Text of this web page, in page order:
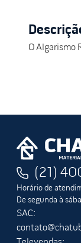
O Algarismo
(21)
Horário de
De segunda à
SAC: